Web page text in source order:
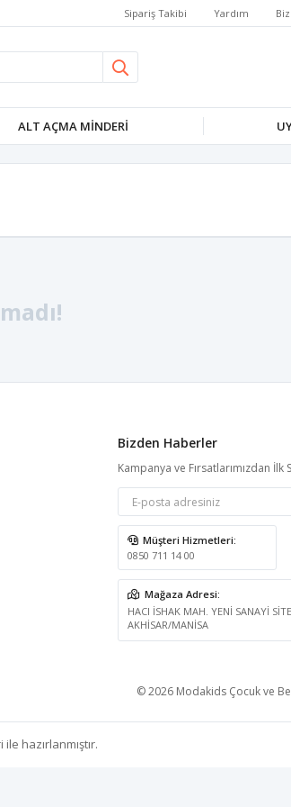
Sipariş Takibi Yardım
ALT AÇMA MINDERI
Bizden Haberler
Kampanya ve Fırsatlarımızdan
Müşteri Hizmetleri:
0850 711 14 00
Mağaza Adresi:
HACI İSHAK MAH. YENİ SANAYİ
AKHİSAR/MANİSA
© 2026 Modakids Çocuk ve
hazırlanmıştır.